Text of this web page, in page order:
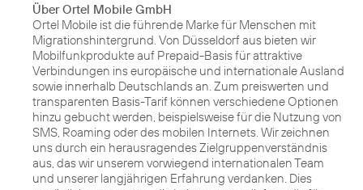
Über Ortel Mobile GmbH
Ortel Mobile ist die führende Marke für Menschen mit
Migrationshintergrund. Von Düsseldorf aus bieten wir
Mobilfunkprodukte auf Prepaid-Basis für attraktive
Verbindungen ins europäische und internationale Ausland
sowie innerhalb Deutschlands an. Zum preiswerten und
transparenten Basis-Tarif können verschiedene Optionen
hinzu gebucht werden, beispielsweise für die Nutzung von
SMS, Roaming oder des mobilen Internets. Wir zeichnen
uns durch ein herausragendes Zielgruppenverständnis
aus, das wir unserem vorwiegend internationalen Team
und unserer langjährigen Erfahrung verdanken. Dies